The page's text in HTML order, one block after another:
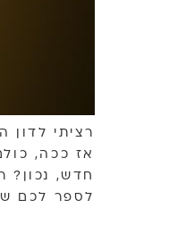
רציתי
אז ככה,
חדש, נכון?
לספר לכם